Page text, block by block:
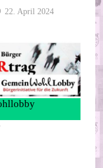
22. April 2024